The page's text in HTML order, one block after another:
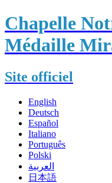
Chapelle
Médaille
Site officiel
English
Deutsch
Español
Italiano
Português
Polski
العربية
日本語